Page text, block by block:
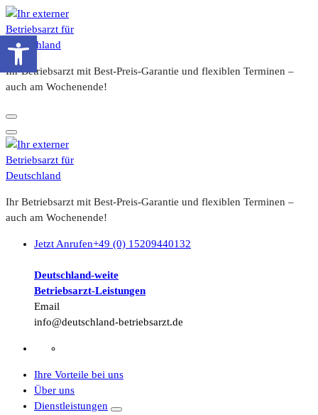
Zum
Inhalt
springen
Ihr Betriebsarzt mit Best-Preis-Garantie und flexiblen Terminen –
auch am Wochenende!
Ihr Betriebsarzt mit Best-Preis-Garantie und flexiblen Terminen –
auch am Wochenende!
Jetzt Anrufen+49 (0) 15209440132
Deutschland-weite
Betriebsarzt-Leistungen
Email
info@deutschland-betriebsarzt.de
Ihre Vorteile bei uns
Über uns
Dienstleistungen
Werkzeugleiste öffnen